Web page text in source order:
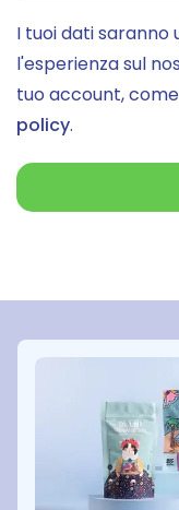
I tuoi dati saranno
l'esperienza sul
tuo account,
policy.